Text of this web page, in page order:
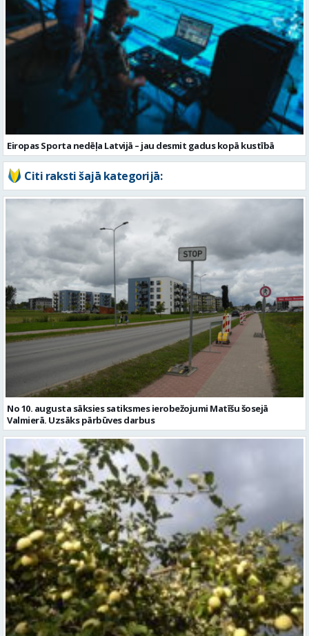
Eiropas Sporta nedēļa Latvijā – jau desmit gadus kopā kustībā
Citi raksti šajā kategorijā:
No 10. augusta sāksies satiksmes ierobežojumi Matīšu šosejā
Valmierā. Uzsāks pārbūves darbus